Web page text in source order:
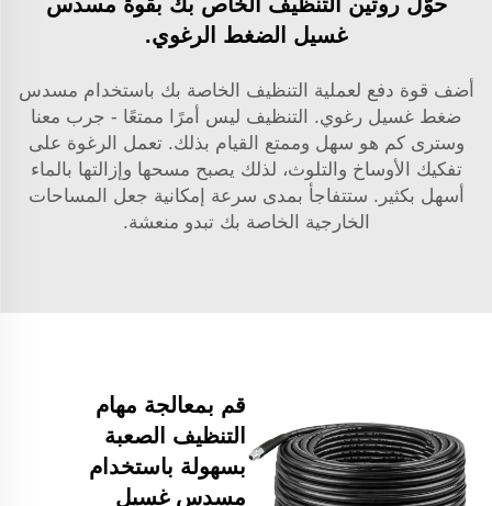
غسيل الضغط الرغوي.
أضف قوة دفع لعملية التنظيف الخاصة بك باستخدام مسدس
ضغط غسيل رغوي. التنظيف ليس أمرًا ممتعًا - جرب معنا
وسترى كم هو سهل وممتع القيام بذلك. تعمل الرغوة على
تفكيك الأوساخ والتلوث، لذلك يصبح مسحها وإزالتها بالماء
أسهل بكثير. ستتفاجأ بمدى سرعة إمكانية جعل المساحات
الخارجية الخاصة بك تبدو منعشة.
قم بمعالجة مهام
التنظيف الصعبة
بسهولة باستخدام
مسدس غسيل